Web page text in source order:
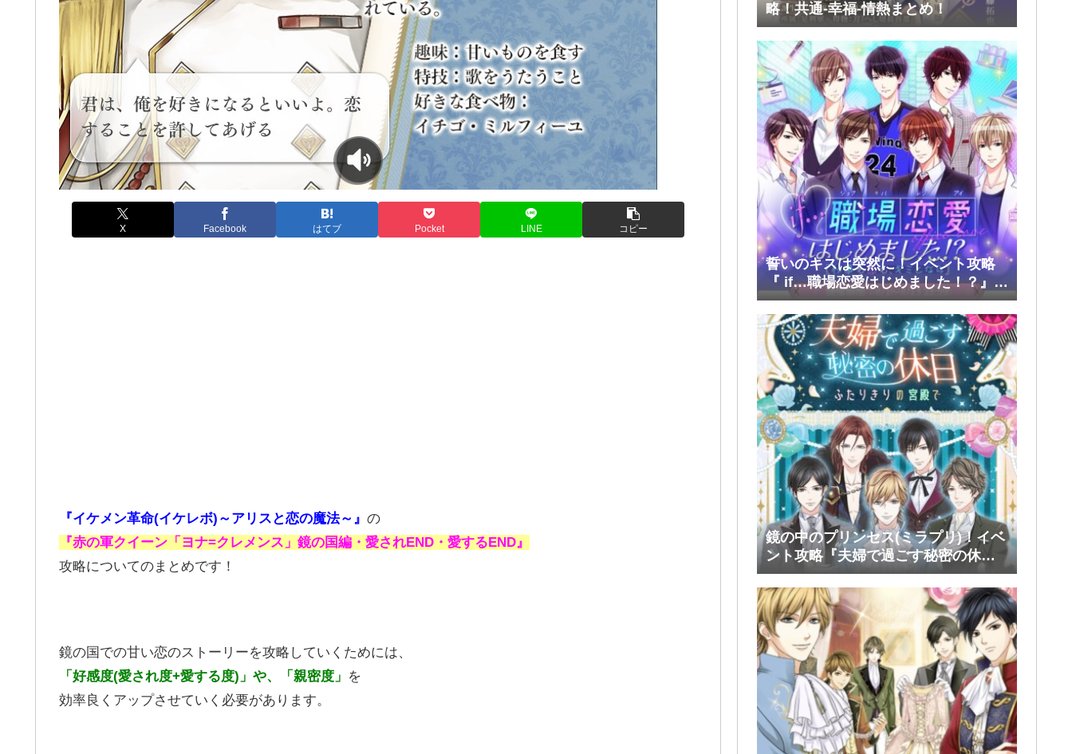
X Facebook はてブ Pocket LINE コピー
『イケメン革命(イケレボ)～アリスと恋の魔法～』 の
『赤の軍クイーン「ヨナ=クレメンス」鏡の国編・愛されEND・愛するEND』
攻略についてのまとめです！
鏡の国での甘い恋のストーリーを攻略していくためには、
「好感度(愛され度+愛する度)」や、「親密度」 を
効率良くアップさせていく必要があります。
略！共通-幸福-情熱まとめ！
誓いのキスは突然に！イベント攻略
『 if…職場恋愛はじめました！？』前
半(大和・レン・環・蒼太)
鏡の中のプリンセス(ミラプリ)！イベ
ント攻略『夫婦で過ごす秘密の休
日』後半(ファリス・ヴィンセント)